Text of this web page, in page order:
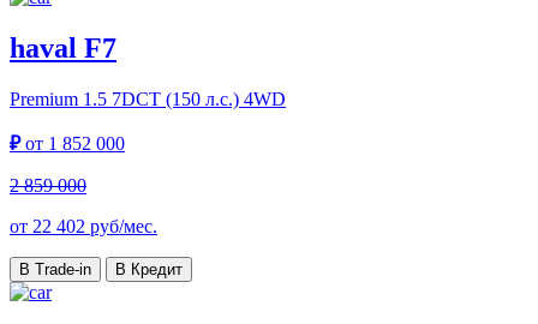
haval F7
Premium 1.5 7DCT (150 л.с.) 4WD
₽от 1 852 000
2 859 000
от 22 402 руб/мес.
В Trade-in В Кредит